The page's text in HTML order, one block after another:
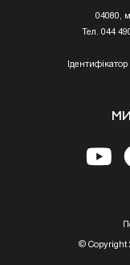
04080,
Тел. 044
© Copyright